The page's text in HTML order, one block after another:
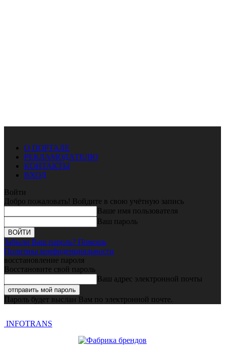
О ПОРТАЛЕ
РЕКЛАМОДАТЕЛЮ
КОНТАКТЫ
ВХОД
Войти
Добро пожаловать! Войдите в свою учётную запись
Ваше имя пользователя
Ваш пароль
Забыли Ваш пароль? Помощь
Политика конфиденциальности
восстановление пароля
Восстановите свой пароль
Ваш адрес электронной почты
Пароль будет выслан Вам по электронной почте.
INFOTRANS